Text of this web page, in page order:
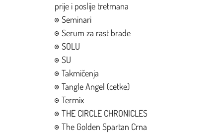
prije i poslije tretmana
Seminari
Serum za rast brade
SOLU
SU
Takmičenja
Tangle Angel (cetke)
Termix
THE CIRCLE CHRONICLES
The Golden Spartan Crna